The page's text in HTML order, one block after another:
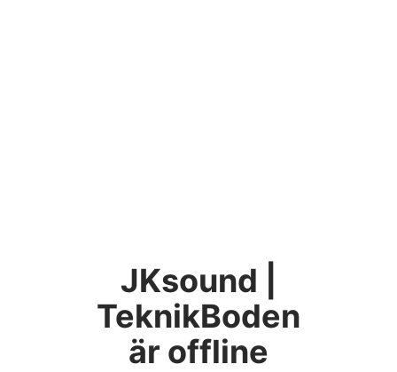
JKsound |
TeknikBoden
är offline